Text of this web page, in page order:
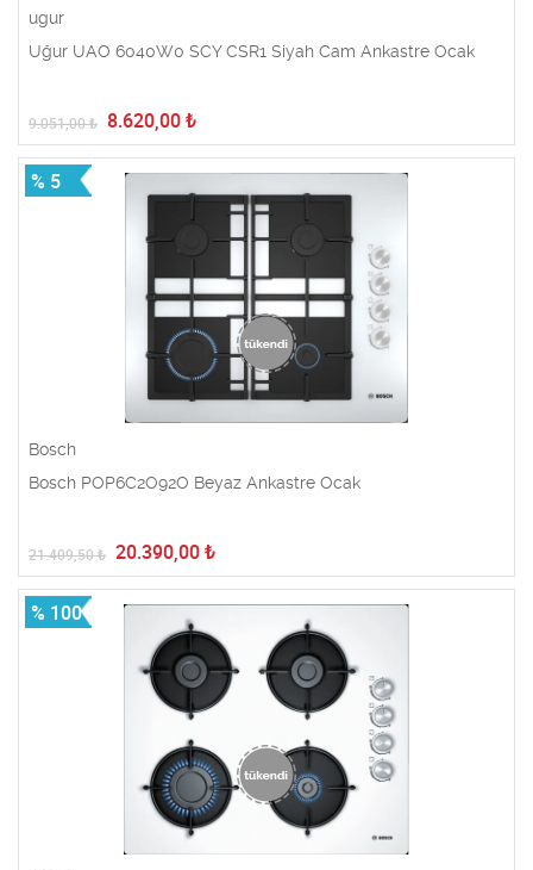
ugur
Uğur UAO 6040W0 SCY CSR1 Siyah Cam Ankastre Ocak
9.051,00₺ 8.620,00 ₺
% 5
Bosch
Bosch POP6C2O92O Beyaz Ankastre Ocak
21.409,50₺ 20.390,00 ₺
% 100